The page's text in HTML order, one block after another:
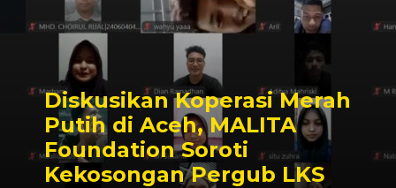
Diskusikan Koperasi Merah
Putih di Aceh, MALITA
Foundation Soroti
Kekosongan Pergub LKS